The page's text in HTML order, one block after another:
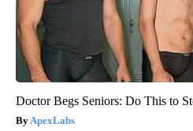
Doctor Begs Seniors: Do This to
ApexLabs